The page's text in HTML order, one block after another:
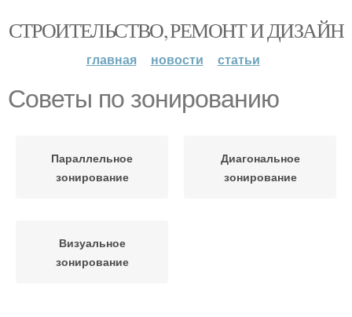
СТРОИТЕЛЬСТВО, РЕМОНТ И ДИЗАЙН
главная новости статьи
Советы по зонированию
Параллельное
зонирование
Диагональное
зонирование
Визуальное
зонирование